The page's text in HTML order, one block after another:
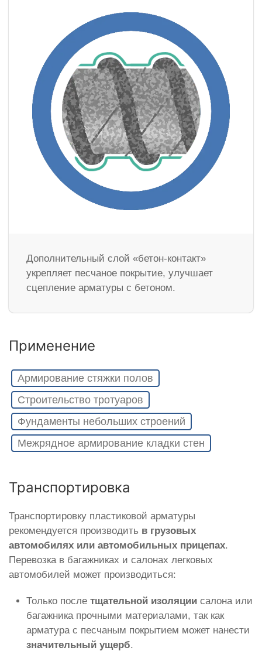
Дополнительный слой «бетон-контакт»
укрепляет песчаное покрытие, улучшает
сцепление арматуры с бетоном.
Применение
Армирование стяжки полов
Строительство тротуаров
Фундаменты небольших строений
Межрядное армирование кладки стен
Транспортировка
Транспортировку пластиковой арматуры
рекомендуется производить в грузовых
автомобилях или автомобильных прицепах.
Перевозка в багажниках и салонах легковых
автомобилей может производиться:
Только после тщательной изоляции салона или
багажника прочными материалами, так как
арматура с песчаным покрытием может нанести
значительный ущерб.